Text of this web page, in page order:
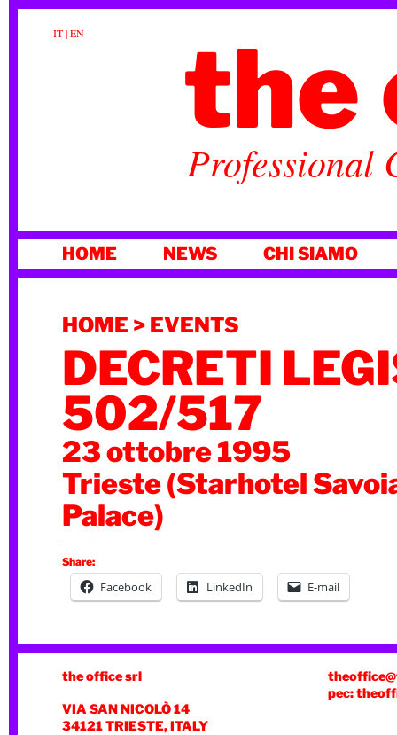
IT|EN the
Professional
AL
HOME NEWS CHI SIAMO
HOME > EVENTS
DECRETI
502/517
23 ottobre 1995
Trieste (Starhotel
Palace)
Share:
Facebook LinkedIn E-mail
the office srl
VIA SAN NICOLÒ 14
34121 TRIESTE, ITALY
pec: